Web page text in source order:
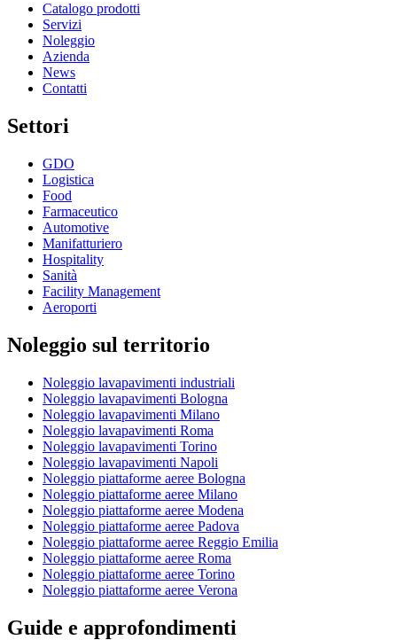
Catalogo prodotti
Servizi
Noleggio
Azienda
News
Contatti
Settori
GDO
Logistica
Food
Farmaceutico
Automotive
Manifatturiero
Hospitality
Sanità
Facility Management
Aeroporti
Noleggio sul territorio
Noleggio lavapavimenti industriali
Noleggio lavapavimenti Bologna
Noleggio lavapavimenti Milano
Noleggio lavapavimenti Roma
Noleggio lavapavimenti Torino
Noleggio lavapavimenti Napoli
Noleggio piattaforme aeree Bologna
Noleggio piattaforme aeree Milano
Noleggio piattaforme aeree Modena
Noleggio piattaforme aeree Padova
Noleggio piattaforme aeree Reggio Emilia
Noleggio piattaforme aeree Roma
Noleggio piattaforme aeree Torino
Noleggio piattaforme aeree Verona
Guide e approfondimenti